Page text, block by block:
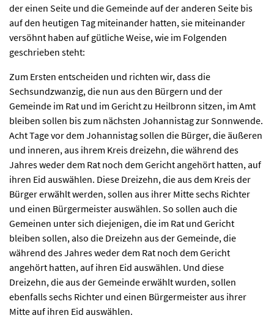
der einen Seite und die Gemeinde auf der anderen Seite bis
auf den heutigen Tag miteinander hatten, sie miteinander
versöhnt haben auf gütliche Weise, wie im Folgenden
geschrieben steht:
Zum Ersten entscheiden und richten wir, dass die
Sechsundzwanzig, die nun aus den Bürgern und der
Gemeinde im Rat und im Gericht zu Heilbronn sitzen, im Amt
bleiben sollen bis zum nächsten Johannistag zur Sonnwende.
Acht Tage vor dem Johannistag sollen die Bürger, die äußeren
und inneren, aus ihrem Kreis dreizehn, die während des
Jahres weder dem Rat noch dem Gericht angehört hatten, auf
ihren Eid auswählen. Diese Dreizehn, die aus dem Kreis der
Bürger erwählt werden, sollen aus ihrer Mitte sechs Richter
und einen Bürgermeister auswählen. So sollen auch die
Gemeinen unter sich diejenigen, die im Rat und Gericht
bleiben sollen, also die Dreizehn aus der Gemeinde, die
während des Jahres weder dem Rat noch dem Gericht
angehört hatten, auf ihren Eid auswählen. Und diese
Dreizehn, die aus der Gemeinde erwählt wurden, sollen
ebenfalls sechs Richter und einen Bürgermeister aus ihrer
Mitte auf ihren Eid auswählen.